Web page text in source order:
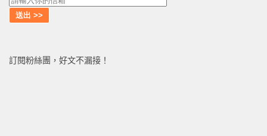
訂閱粉絲團，好文不漏接！